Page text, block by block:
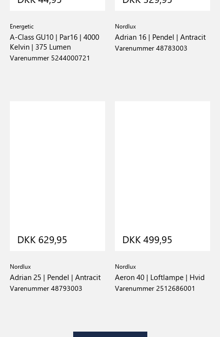
Energetic
A-Class GU10 | Par16 | 4000
Kelvin | 375 Lumen
Varenummer 5244000721
Nordlux
Adrian 16 | Pendel | Antracit
Varenummer 48783003
DKK 629,95
Nordlux
Adrian 25 | Pendel | Antracit
Varenummer 48793003
DKK 499,95
Nordlux
Aeron 40 | Loftlampe | Hvid
Varenummer 2512686001